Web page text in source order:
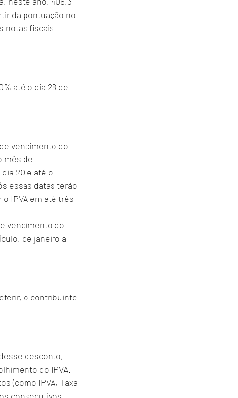
da pontuação no
notas fiscais
até o dia 28 de
vencimento do
mês de
20 e até o
essas datas terão
IPVA em até três
vencimento do
de janeiro a
o contribuinte
desconto,
do IPVA.
(como IPVA, Taxa
consecutivos